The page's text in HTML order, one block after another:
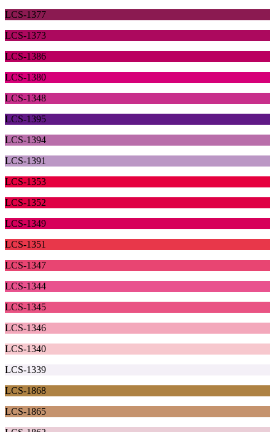
LCS-1377
LCS-1373
LCS-1386
LCS-1380
LCS-1348
LCS-1395
LCS-1394
LCS-1391
LCS-1353
LCS-1352
LCS-1349
LCS-1351
LCS-1347
LCS-1344
LCS-1345
LCS-1346
LCS-1340
LCS-1339
LCS-1868
LCS-1865